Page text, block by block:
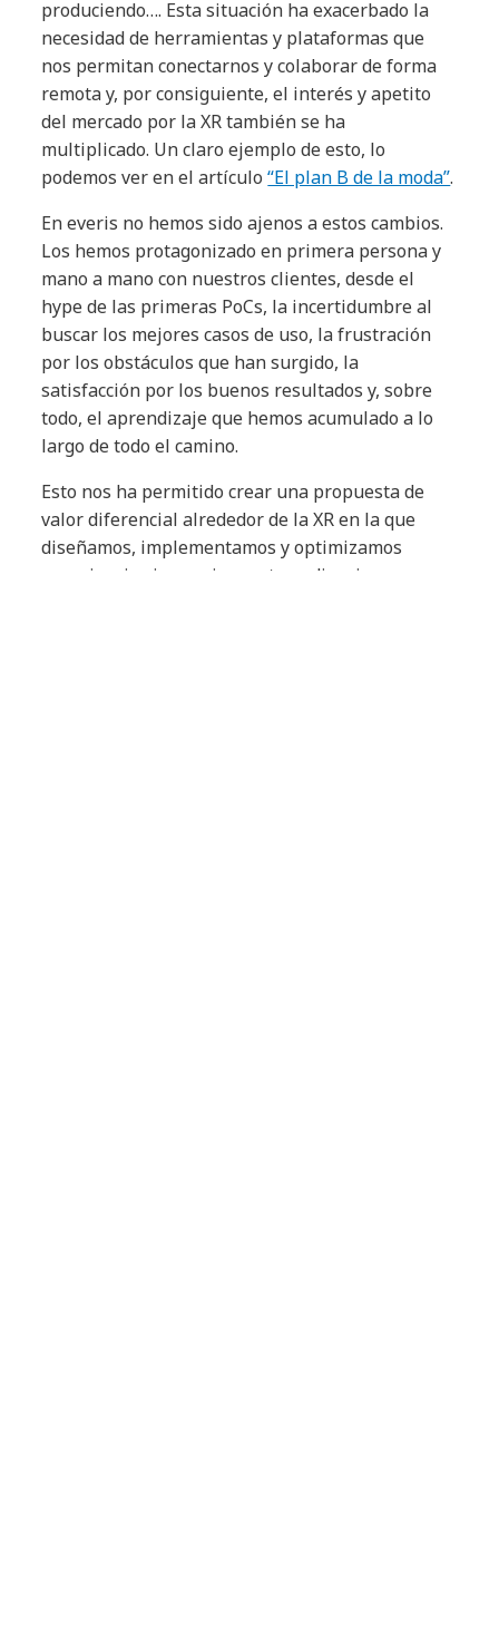
produciendo…. Esta situación ha exacerbado la
necesidad de herramientas y plataformas que
nos permitan conectarnos y colaborar de forma
remota y, por consiguiente, el interés y apetito
del mercado por la XR también se ha
multiplicado. Un claro ejemplo de esto, lo
podemos ver en el artículo“El plan B de la moda”​.
En everis no hemos sido ajenos a estos cambios.
Los hemos protagonizado en primera persona y
mano a mano con nuestros clientes, desde el
hype de las primeras PoCs, la incertidumbre al
buscar los mejores casos de uso, la frustración
por los obstáculos que han surgido, la
satisfacción por los buenos resultados y, sobre
todo, el aprendizaje que hemos acumulado a lo
largo de todo el camino.
Esto nos ha permitido crear una propuesta de
valor diferencial alrededor de la XR en la que
diseñamos, implementamos y optimizamos
experiencias inmersivas extraordinarias